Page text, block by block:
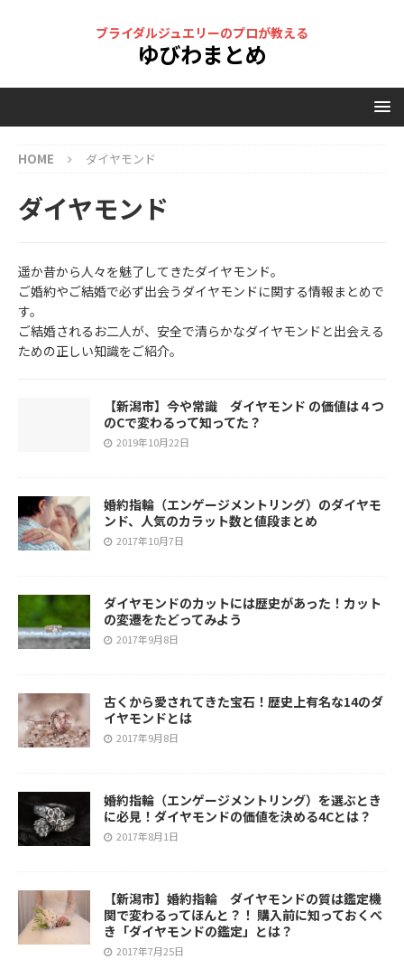
ブライダルジュエリーのプロが教える
ゆびわまとめ
HOME ダイヤモンド
ダイヤモンド
遥か昔から人々を魅了してきたダイヤモンド。
ご婚約やご結婚で必ず出会うダイヤモンドに関する情報まとめで
す。
ご結婚されるお二人が、安全で清らかなダイヤモンドと出会える
ための正しい知識をご紹介。
【新潟市】今や常識 ダイヤモンド の価値は４つ
のCで変わるって知ってた？
2019年10月22日
婚約指輪（エンゲージメントリング）のダイヤモ
ンド、人気のカラット数と値段まとめ
2017年10月7日
ダイヤモンドのカットには歴史があった！カット
の変遷をたどってみよう
2017年9月8日
古くから愛されてきた宝石！歴史上有名な14のダ
イヤモンドとは
2017年9月8日
婚約指輪（エンゲージメントリング）を選ぶとき
に必見！ダイヤモンドの価値を決める4Cとは？
2017年8月1日
【新潟市】婚約指輪 ダイヤモンドの質は鑑定機
関で変わるってほんと？！ 購入前に知っておくべ
き「ダイヤモンドの鑑定」とは？
2017年7月25日